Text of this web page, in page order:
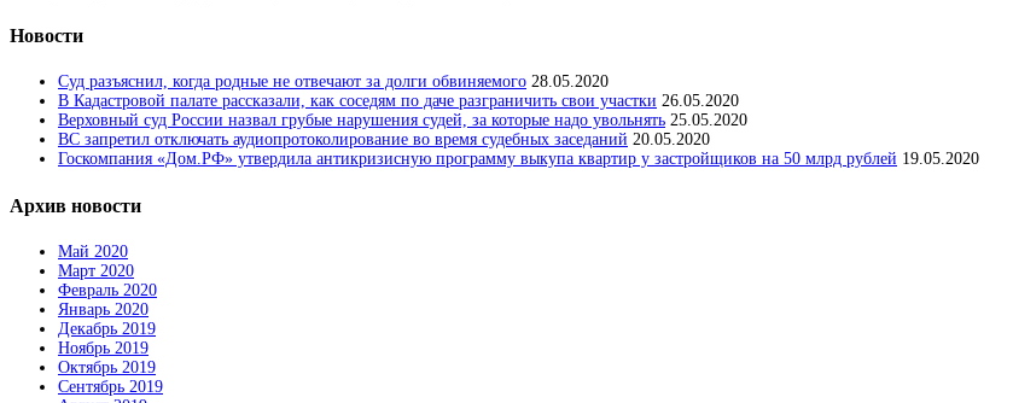
Новости
Суд разъяснил, когда родные не отвечают за долги обвиняемого 28.05.2020
В Кадастровой палате рассказали, как соседям по даче разграничить свои участки 26.05.2020
Верховный суд России назвал грубые нарушения судей, за которые надо увольнять 25.05.2020
ВС запретил отключать аудиопротоколирование во время судебных заседаний 20.05.2020
Госкомпания «Дом.РФ» утвердила антикризисную программу выкупа квартир у застройщиков на 50 млрд рублей 19.05.2020
Архив новости
Май 2020
Март 2020
Февраль 2020
Январь 2020
Декабрь 2019
Ноябрь 2019
Октябрь 2019
Сентябрь 2019